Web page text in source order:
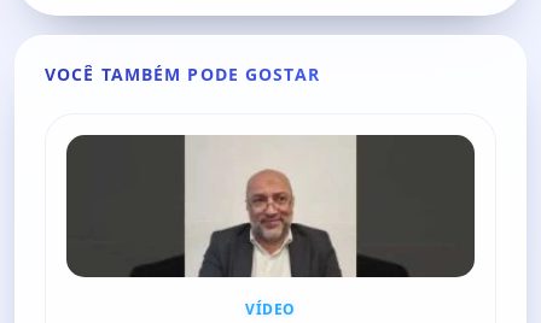
n
f
l
e
VOCÊ TAMBÉM PODE GOSTAR
VÍDEO